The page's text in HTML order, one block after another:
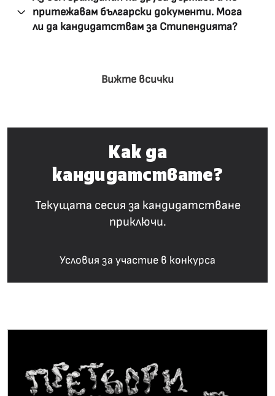
притежавам български документи. Мога
ли да кандидатствам за Стипендията?
Вижте всички
Как да
кандидатствате?
Текущата сесия за кандидатстване
приключи.
Условия за участие в конкурса